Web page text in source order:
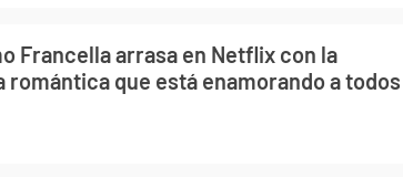
Francella arrasa en Netflix con la
romántica que está enamorando a todos